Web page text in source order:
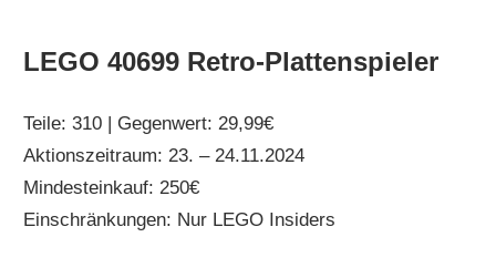
LEGO 40699 Retro-Plattenspieler
Teile: 310 | Gegenwert: 29,99€
Aktionszeitraum: 23. – 24.11.2024
Mindesteinkauf: 250€
Einschränkungen: Nur LEGO Insiders